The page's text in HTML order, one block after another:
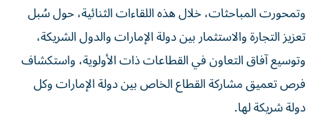
وتمحورت المباحثات، خلال هذه اللقاءات الثنائية، حول سُبل
تعزيز التجارة والاستثمار بين دولة الإمارات والدول الشريكة،
وتوسيع آفاق التعاون في القطاعات ذات الأولوية، واستكشاف
فرص تعميق مشاركة القطاع الخاص بين دولة الإمارات وكل
دولة شريكة لها.